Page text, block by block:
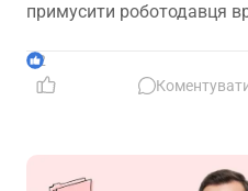
примусити роботодавця
2